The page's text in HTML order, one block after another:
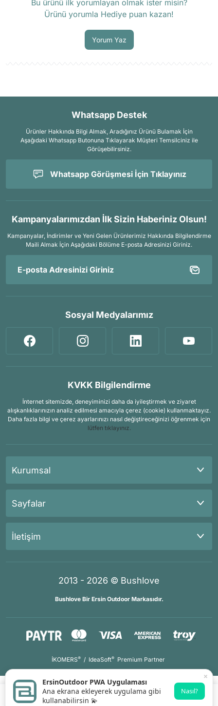
Bu ürünü ilk yorumlayan olmak ister misin?
Ürünü yorumla Hediye puan kazan!
Yorum Yaz
Whatsapp Destek
Ürünler Hakkında Bilgi Almak, Aradığınız Ürünü Bulamak İçin
Aşağıdaki Whatsapp Butonuna Tıklayarak Müşteri Temsilciniz ile
Görüşebilirsiniz.
Whatsapp Görüşmesi İçin Tıklayınız
Kampanyalarımızdan İlk Sizin Haberiniz Olsun!
Kampanyalar, İndirimler ve Yeni Gelen Ürünlerimiz Hakkında Bilgilendirme
Maili Almak İçin Aşağıdaki Bölüme E-posta Adresinizi Giriniz.
Sosyal Medyalarımız
KVKK Bilgilendirme
İnternet sitemizde, deneyiminizi daha da iyileştirmek ve ziyaret
alışkanlıklarınızın analiz edilmesi amacıyla çerez (cookie) kullanmaktayız.
Daha fazla bilgi ve çerez ayarlarınızı nasıl değiştireceğinizi öğrenmek için
lütfen tıklayınız.
Kurumsal
Sayfalar
İletişim
2013 - 2026 © Bushlove
Bushlove Bir Ersin Outdoor Markasıdır.
İKOMERS® / IdeaSoft® Premium Partner
×
ErsinOutdoor PWA Uygulaması
Ana ekrana ekleyerek uygulama gibi
kullanabilirsin 💫
Nasıl?